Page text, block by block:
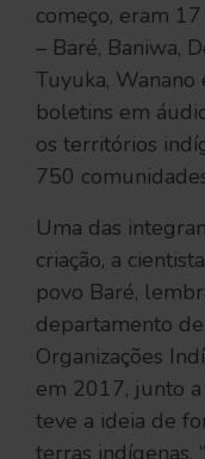
começo, eram
– Baré, Baniwa,
Tuyuka,
boletins em
os territórios
750
Uma das
criação, a
povo Baré,
departamento
Organizações
em 2017, junto
teve a ideia de
terras indígenas.